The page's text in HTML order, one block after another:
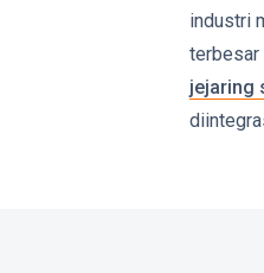
industri
terbesar
jejaring